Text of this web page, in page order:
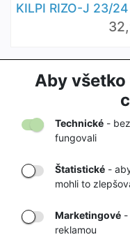
Aby
Technické -
fungovali
Štatistické -
mohli to
Marketingové -
reklamou
KILPI RIZO-J 23/
DORUČENIE
TOVARU AŽ K
VÁM DOMOV